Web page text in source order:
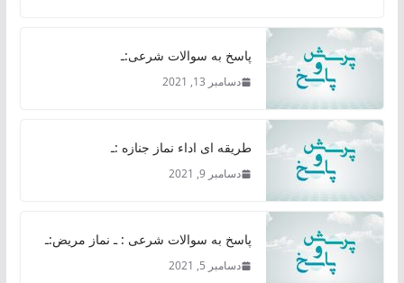
پاسخ به سوالات شرعی:ـ
دسامبر 13, 2021
طریقه ای اداء نماز جنازه :ـ
دسامبر 9, 2021
پاسخ به سوالات شرعی : ـ نماز مریض:ـ
دسامبر 5, 2021